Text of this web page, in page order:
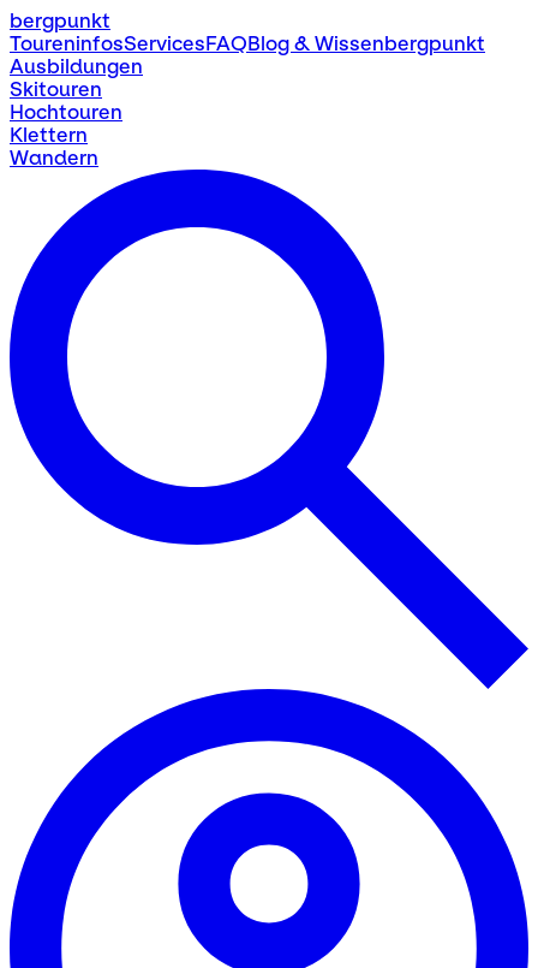
bergpunkt
ToureninfosServicesFAQBlog & Wissenbergpunkt
Ausbildungen
Skitouren
Hochtouren
Klettern
Wandern